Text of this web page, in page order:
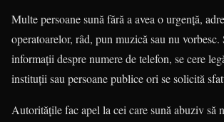
Multe persoane sună fără a avea o urgenţă,
operatoa­relor, râd, pun muzică sau nu vorbesc.
informaţii despre numere de telefon, se cere
instituţii sau persoane publice ori se solicită
Autorităţile fac apel la cei care sună abuziv să